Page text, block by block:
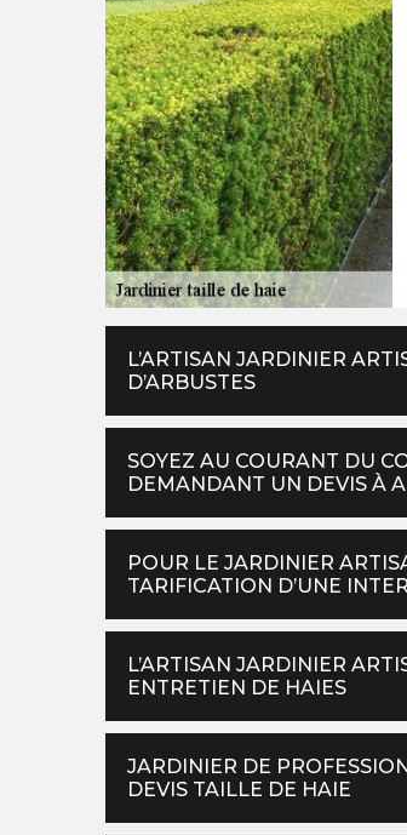
L’ARTISAN JARDINIER
D’ARBUSTES
SOYEZ AU COURANT DU
DEMANDANT UN DEVIS À
POUR LE JARDINIER
TARIFICATION D’UNE
L’ARTISAN JARDINIER
ENTRETIEN DE HAIES
JARDINIER DE
DEVIS TAILLE DE HAIE